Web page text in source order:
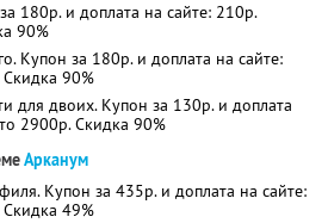
180р. и доплата на сайте: 210р.
90%
Купон за 180р. и доплата на сайте:
90%
для двоих. Купон за 130р. и доплата
2900р. Скидка 90%
Арканум
Купон за 435р. и доплата на сайте:
49%